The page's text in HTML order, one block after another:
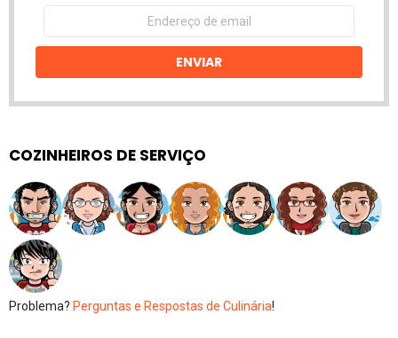
Endereço
email
ENVIAR
COZINHEIROS DE SERVIÇO
Problema? Perguntas e Respostas de Culinária!